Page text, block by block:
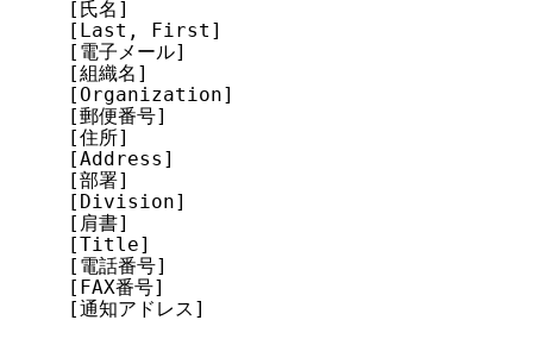
[氏名]
[Last, First]
[電子メール]
[組織名]
[Organization]
[郵便番号]
[住所]
[Address]
[部署]
[Division]
[肩書]
[Title]
[電話番号]
[FAX番号]
[通知アドレス]